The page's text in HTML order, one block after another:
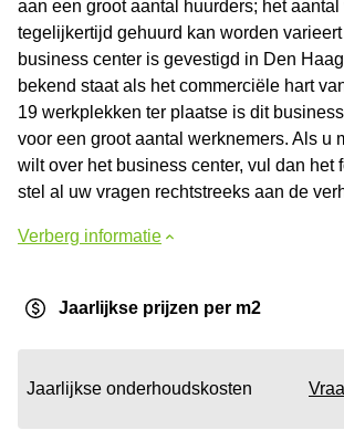
aan een groot aantal huurders; het
tegelijkertijd gehuurd kan worden
business center is gevestigd in Den
bekend staat als het commerciële hart
19 werkplekken ter plaatse is dit
voor een groot aantal werknemers. Als u
wilt over het business center, vul dan het
stel al uw vragen rechtstreeks aan de
Verberg informatie
Jaarlijkse prijzen per m2
Jaarlijkse onderhoudskosten